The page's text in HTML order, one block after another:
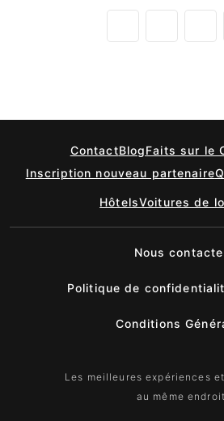
ContactBlogFaits sur le
Inscription nouveau partenaire
HôtelsVoitures de
Nous
Politique de
Conditions
Les meilleures expériences
au même endroit